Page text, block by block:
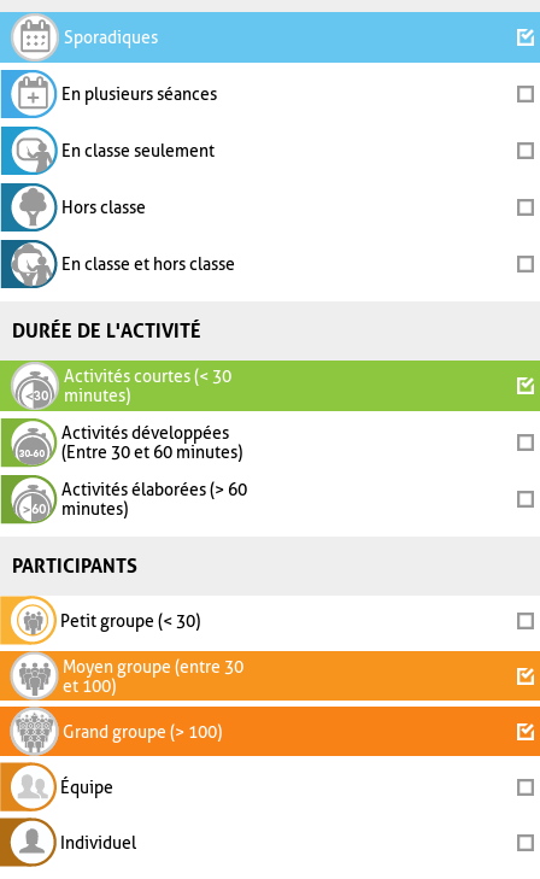
Sporadiques
En plusieurs séances
En classe seulement
Hors classe
En classe et hors classe
DURÉE DE L'ACTIVITÉ
Activités courtes (< 30
minutes)
Activités développées
(Entre 30 et 60 minutes)
Activités élaborées (> 60
minutes)
PARTICIPANTS
Petit groupe (< 30)
Moyen groupe (entre 30
et 100)
Grand groupe (> 100)
Équipe
Individuel